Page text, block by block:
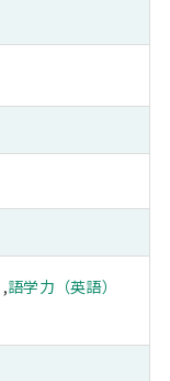
,語学力（英語）